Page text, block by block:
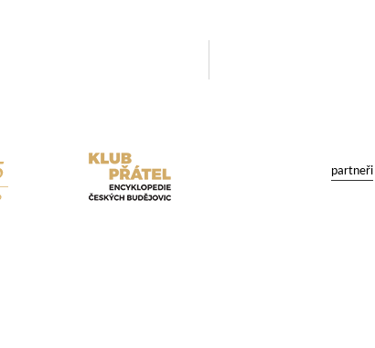
partneři